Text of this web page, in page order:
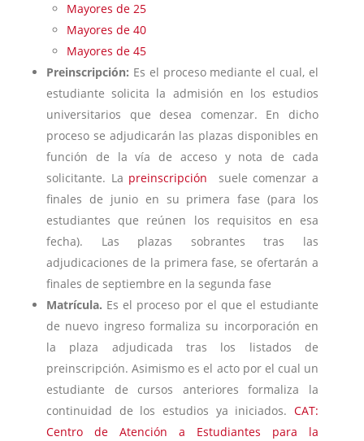
Mayores de 25
Mayores de 40
Mayores de 45
Preinscripción: Es el proceso mediante el cual, el
estudiante solicita la admisión en los estudios
universitarios que desea comenzar. En dicho
proceso se adjudicarán las plazas disponibles en
función de la vía de acceso y nota de cada
solicitante. La preinscripción suele comenzar a
finales de junio en su primera fase (para los
estudiantes que reúnen los requisitos en esa
fecha). Las plazas sobrantes tras las
adjudicaciones de la primera fase, se ofertarán a
finales de septiembre en la segunda fase
Matrícula. Es el proceso por el que el estudiante
de nuevo ingreso formaliza su incorporación en
la plaza adjudicada tras los listados de
preinscripción. Asimismo es el acto por el cual un
estudiante de cursos anteriores formaliza la
continuidad de los estudios ya iniciados. CAT:
Centro de Atención a Estudiantes para la